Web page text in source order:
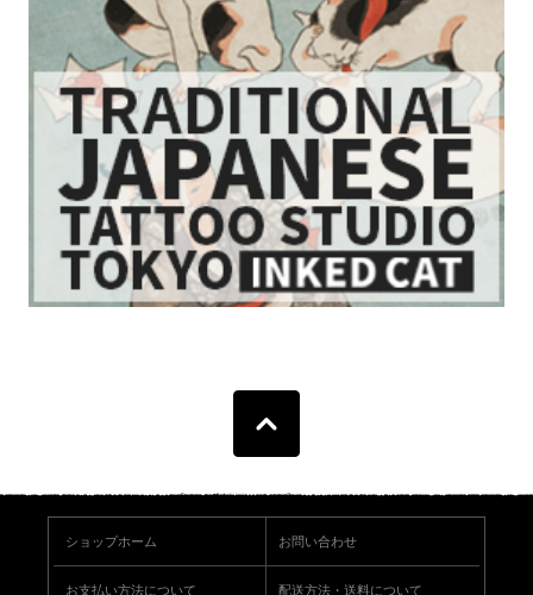
ショップホーム お問い合わせ
お支払い方法について 配送方法・送料について